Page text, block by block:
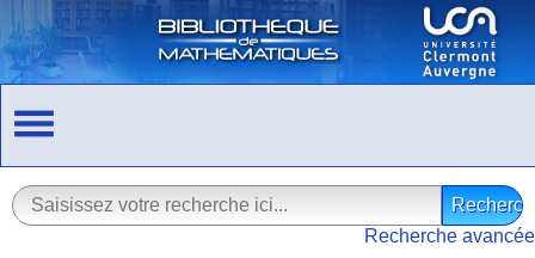
Recherche avancée